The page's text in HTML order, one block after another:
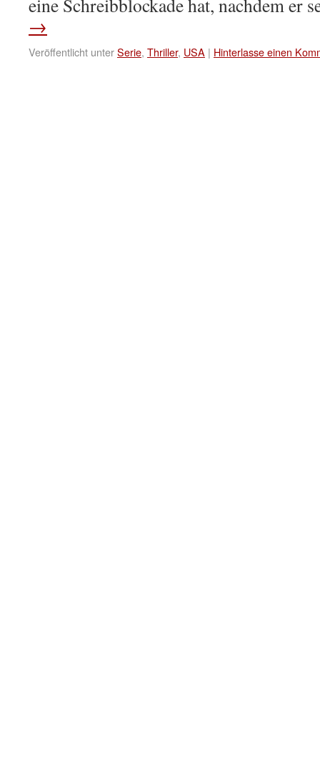
eine Schreibblockade hat, nachdem er
→
Veröffentlicht unterSerie, Thriller, USA | Hinterlasse einen